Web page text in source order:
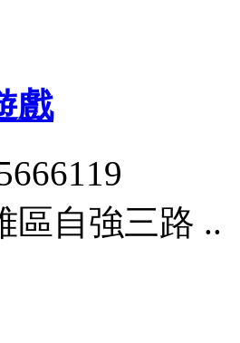
戲
區自強三路 ..